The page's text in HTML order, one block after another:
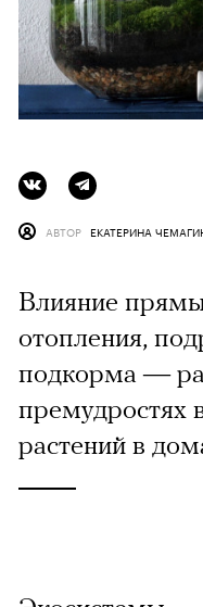
АВТОР ЕКАТЕРИНА
Влияние
отопления,
подкорма —
премудростях
растений в